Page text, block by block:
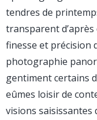
tendres de
transparent
finesse et précision
photographie
gentiment certains
eûmes loisir de
visions